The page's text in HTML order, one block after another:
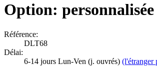
Option:
Référence:
DLT68
Délai:
6-14 jours Lun-Ven (j. ouvrés) (l'étranger